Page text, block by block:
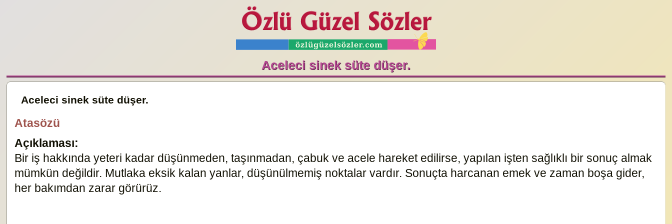
Aceleci sinek süte düşer.
Aceleci sinek süte düşer.
Atasözü
Açıklaması:
Bir iş hakkında yeteri kadar düşünmeden, taşınmadan, çabuk ve acele hareket edilirse, yapılan işten sağlıklı bir sonuç almak
mümkün değildir. Mutlaka eksik kalan yanlar, düşünülmemiş noktalar vardır. Sonuçta harcanan emek ve zaman boşa gider,
her bakımdan zarar görürüz.